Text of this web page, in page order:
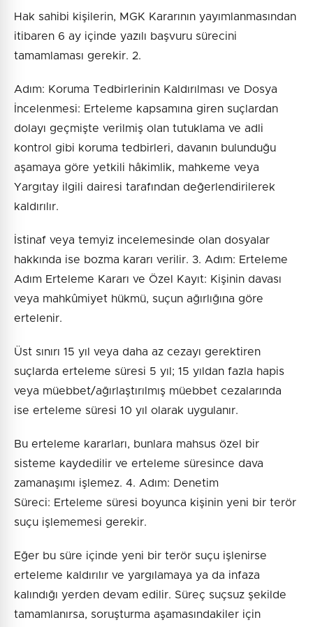
Hak sahibi kişilerin, MGK Kararının yayımlanmasından
itibaren 6 ay içinde yazılı başvuru sürecini
tamamlaması gerekir. 2.
Adım: Koruma Tedbirlerinin Kaldırılması ve Dosya
İncelenmesi: Erteleme kapsamına giren suçlardan
dolayı geçmişte verilmiş olan tutuklama ve adli
kontrol gibi koruma tedbirleri, davanın bulunduğu
aşamaya göre yetkili hâkimlik, mahkeme veya
Yargıtay ilgili dairesi tarafından değerlendirilerek
kaldırılır.
İstinaf veya temyiz incelemesinde olan dosyalar
hakkında ise bozma kararı verilir. 3. Adım: Erteleme
Adım Erteleme Kararı ve Özel Kayıt: Kişinin davası
veya mahkûmiyet hükmü, suçun ağırlığına göre
ertelenir.
Üst sınırı 15 yıl veya daha az cezayı gerektiren
suçlarda erteleme süresi 5 yıl; 15 yıldan fazla hapis
veya müebbet/ağırlaştırılmış müebbet cezalarında
ise erteleme süresi 10 yıl olarak uygulanır.
Bu erteleme kararları, bunlara mahsus özel bir
sisteme kaydedilir ve erteleme süresince dava
zamanaşımı işlemez. 4. Adım: Denetim
Süreci: Erteleme süresi boyunca kişinin yeni bir terör
suçu işlememesi gerekir.
Eğer bu süre içinde yeni bir terör suçu işlenirse
erteleme kaldırılır ve yargılamaya ya da infaza
kalındığı yerden devam edilir. Süreç suçsuz şekilde
tamamlanırsa, soruşturma aşamasındakiler için